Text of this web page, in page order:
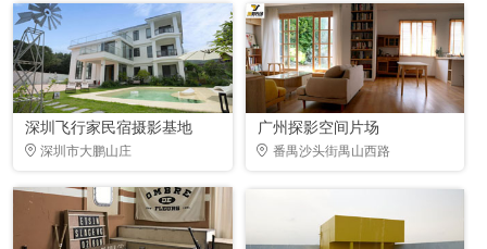
深圳飞行家民宿摄影基地
深圳市大鹏山庄
广州探影空间片场
番禺沙头街禺山西路